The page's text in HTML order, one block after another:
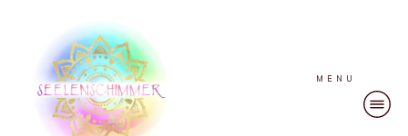
MENU